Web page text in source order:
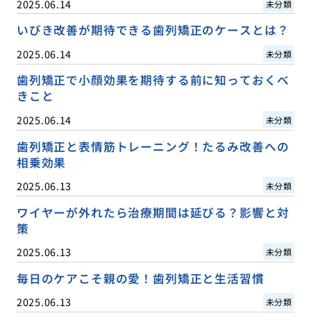
2025.06.14 未分類
いびき改善が期待できる歯列矯正のケースとは？
2025.06.14 未分類
歯列矯正で小顔効果を期待する前に知っておくべ
きこと
2025.06.14 未分類
歯列矯正と表情筋トレーニング！たるみ改善への
相乗効果
2025.06.13 未分類
ワイヤーが外れたら治療期間は延びる？影響と対
策
2025.06.13 未分類
毎日のケアこそ親の愛！歯列矯正と生活習慣
2025.06.13 未分類